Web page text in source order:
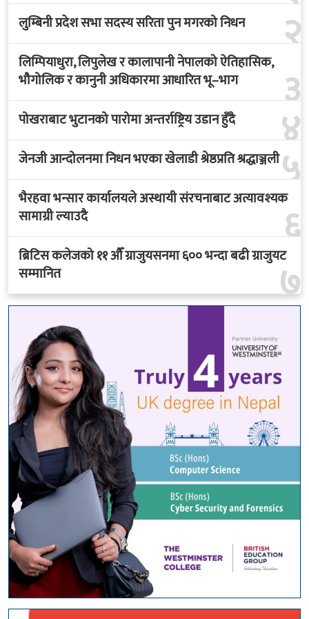
२
लुम्बिनी प्रदेश सभा सदस्य सरिता पुन मगरको निधन
३
लिम्पियाधुरा, लिपुलेख र कालापानी नेपालको ऐतिहासिक,
भौगोलिक र कानुनी अधिकारमा आधारित भू–भाग
४
पोखराबाट भुटानको पारोमा अन्तर्राष्ट्रिय उडान हुँदै
५
जेनजी आन्दोलनमा निधन भएका खेलाडी श्रेष्ठप्रति श्रद्धाञ्जली
६
भैरहवा भन्सार कार्यालयले अस्थायी संरचनाबाट अत्यावश्यक
सामाग्री ल्याउदै
७
ब्रिटिस कलेजको ११ औँ ग्राजुयसनमा ६०० भन्दा बढी ग्राजुयट
सम्मानित